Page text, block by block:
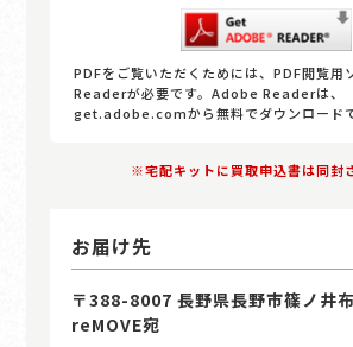
PDFをご覧いただくためには、PDF閲覧用
Readerが必要です。Adobe Readerは、
get.adobe.comから無料でダウンロードで
※宅配キットに買取申込書は同封
お届け先
〒388-8007 長野県長野市篠ノ井
reMOVE宛